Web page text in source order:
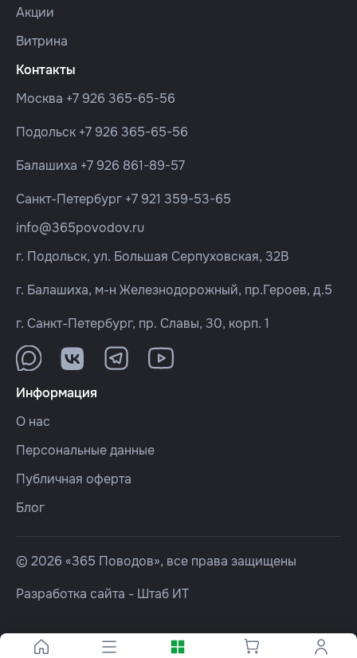
Акции
Витрина
Контакты
Москва +7 926 365-65-56
Подольск +7 926 365-65-56
Балашиха +7 926 861-89-57
Санкт-Петербург +7 921 359-53-65
info@365povodov.ru
г. Подольск, ул. Большая Серпуховская, 32В
г. Балашиха, м-н Железнодорожный, пр.Героев, д.5
г. Санкт-Петербург, пр. Славы, 30, корп. 1
Информация
О нас
Персональные данные
Публичная оферта
Блог
© 2026 «365 Поводов», все права защищены
Разработка сайта - Штаб ИТ